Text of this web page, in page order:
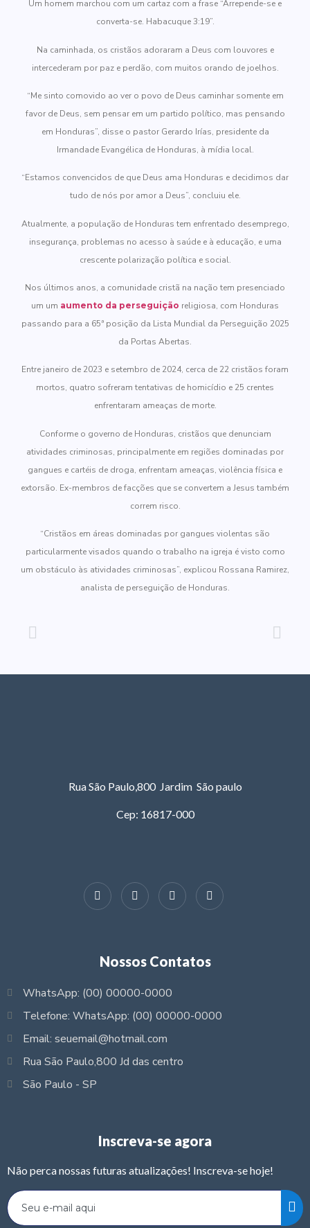
Um homem marchou com um cartaz com a frase “Arrepende-se e
converta-se. Habacuque 3:19”.
Na caminhada, os cristãos adoraram a Deus com louvores e
intercederam por paz e perdão, com muitos orando de joelhos.
“Me sinto comovido ao ver o povo de Deus caminhar somente em
favor de Deus, sem pensar em um partido político, mas pensando
em Honduras”, disse o pastor Gerardo Irías, presidente da
Irmandade Evangélica de Honduras, à mídia local.
“Estamos convencidos de que Deus ama Honduras e decidimos dar
tudo de nós por amor a Deus”, concluiu ele.
Atualmente, a população de Honduras tem enfrentado desemprego,
insegurança, problemas no acesso à saúde e à educação, e uma
crescente polarização política e social.
Nos últimos anos, a comunidade cristã na nação tem presenciado
um um aumento da perseguição religiosa, com Honduras
passando para a 65ª posição da Lista Mundial da Perseguição 2025
da Portas Abertas.
Entre janeiro de 2023 e setembro de 2024, cerca de 22 cristãos foram
mortos, quatro sofreram tentativas de homicídio e 25 crentes
enfrentaram ameaças de morte.
Conforme o governo de Honduras, cristãos que denunciam
atividades criminosas, principalmente em regiões dominadas por
gangues e cartéis de droga, enfrentam ameaças, violência física e
extorsão. Ex-membros de facções que se convertem a Jesus também
correm risco.
“Cristãos em áreas dominadas por gangues violentas são
particularmente visados quando o trabalho na igreja é visto como
um obstáculo às atividades criminosas”, explicou Rossana Ramirez,
analista de perseguição de Honduras.
Rua São Paulo,800 Jardim São paulo
Cep: 16817-000
Nossos Contatos
WhatsApp: (00) 00000-0000
Telefone: WhatsApp: (00) 00000-0000
Email: seuemail@hotmail.com
Rua São Paulo,800 Jd das centro
São Paulo - SP
Inscreva-se agora
Não perca nossas futuras atualizações! Inscreva-se hoje!